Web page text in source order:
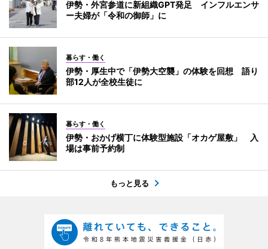
伊勢・外宮参道に新組織GPT発足 インフルエンサ
ー夫婦が「令和の御師」に
暮らす・働く
伊勢・厚生中で「伊勢大空襲」の体験を回想 語り
部12人が全校生徒に
暮らす・働く
伊勢・おかげ横丁に体験型施設「オカゲ屋敷」 入
場は事前予約制
もっと見る